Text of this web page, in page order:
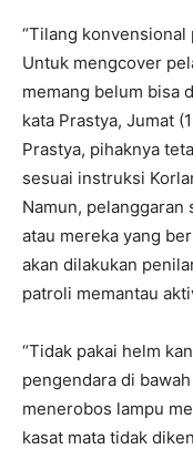
“Tilang
Untuk mengcover
memang belum bisa
kata Prastya, Jumat
Prastya, pihaknya
sesuai instruksi
Namun,
atau mereka yang
akan dilakukan
patroli memantau
“Tidak pakai helm
pengendara di
menerobos lampu
kasat mata tidak